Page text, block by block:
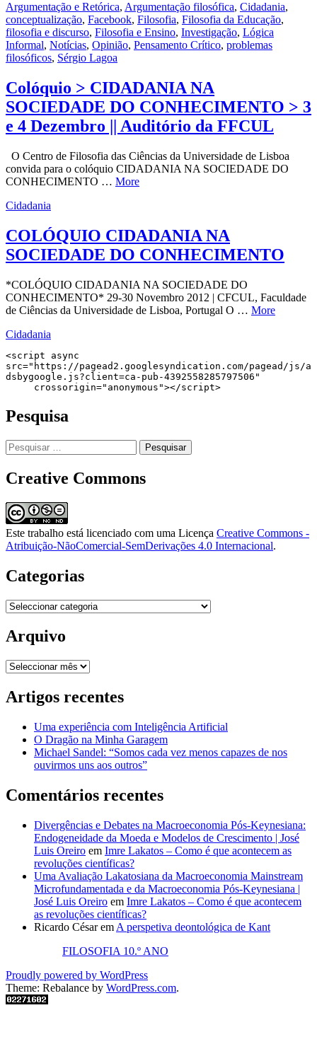
Argumentação e Retórica, Argumentação filosófica, Cidadania,
conceptualização, Facebook, Filosofia, Filosofia da Educação,
filosofia e discurso, Filosofia e Ensino, Investigação, Lógica
Informal, Notícias, Opinião, Pensamento Crítico, problemas
filosóficos, Sérgio Lagoa
Colóquio > CIDADANIA NA
SOCIEDADE DO CONHECIMENTO > 3
e 4 Dezembro || Auditório da FFCUL
O Centro de Filosofia das Ciências da Universidade de Lisboa
convida para o colóquio CIDADANIA NA SOCIEDADE DO
CONHECIMENTO … More
Cidadania
COLÓQUIO CIDADANIA NA
SOCIEDADE DO CONHECIMENTO
*COLÓQUIO CIDADANIA NA SOCIEDADE DO
CONHECIMENTO* 29-30 Novembro 2012 | CFCUL, Faculdade
de Ciências da Universidade de Lisboa, Portugal O … More
Cidadania
<script async
src="https://pagead2.googlesyndication.com/pagead/js/a
dsbygoogle.js?client=ca-pub-4392558285797506"
     crossorigin="anonymous"></script>
Pesquisa
Pesquisar
por:
Creative Commons
Este trabalho está licenciado com uma Licença Creative Commons -
Atribuição-NãoComercial-SemDerivações 4.0 Internacional.
Categorias
Categorias
Arquivo
Arquivo
Artigos recentes
Uma experiência com Inteligência Artificial
O Dragão na Minha Garagem
Michael Sandel: “Somos cada vez menos capazes de nos
ouvirmos uns aos outros”
Comentários recentes
Divergências e Debates na Macroeconomia Pós-Keynesiana:
Endogeneidade da Moeda e Modelos de Crescimento | José
Luis Oreiro em Imre Lakatos – Como é que acontecem as
revoluções científicas?
Uma Avaliação Lakatosiana da Macroeconomia Mainstream
Microfundamentada e da Macroeconomia Pós-Keynesiana |
José Luis Oreiro em Imre Lakatos – Como é que acontecem
as revoluções científicas?
Ricardo Césarem A perspetiva deontológica de Kant
FILOSOFIA 10.º ANO
Proudly powered by WordPress
Theme: Rebalance by WordPress.com.